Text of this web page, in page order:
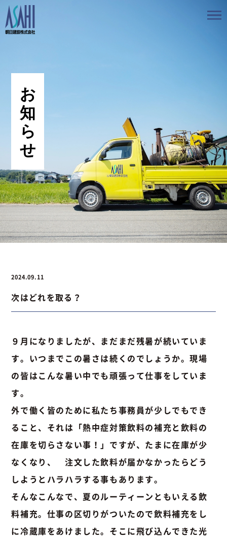
事業案内
会社情報
採用情報
お知らせ
BLOG
お問い合わせ
お問い合わせ 076-441-3201
2024.09.11
次はどれを取る？
９月になりましたが、まだまだ残暑が続いていま
す。いつまでこの暑さは続くのでしょうか。現場
の皆はこんな暑い中でも頑張って仕事をしていま
す。
外で働く皆のために私たち事務員が少しでもでき
ること、それは「熱中症対策飲料の補充と飲料の
在庫を切らさない事！」ですが、たまに在庫が少
なくなり、 注文した飲料が届かなかったらどう
しようとハラハラする事もあります。
そんなこんなで、夏のルーティーンともいえる飲
料補充。仕事の区切りがついたので飲料補充をし
に冷蔵庫をあけました。そこに飛び込んできた光